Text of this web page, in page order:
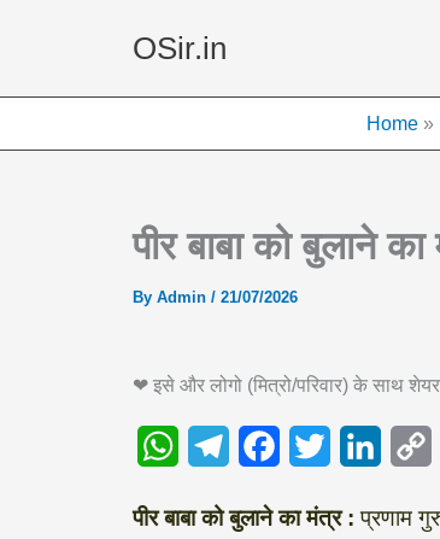
OSir.in
Home
पीर बाबा को बुलाने
By Admin / 21/07/2026
❤ इसे और लोगो (मित्रो/परिवार) के साथ
h
e
a
w
i
o
पीर बाबा को बुलाने का मंत्र : प्रणाम